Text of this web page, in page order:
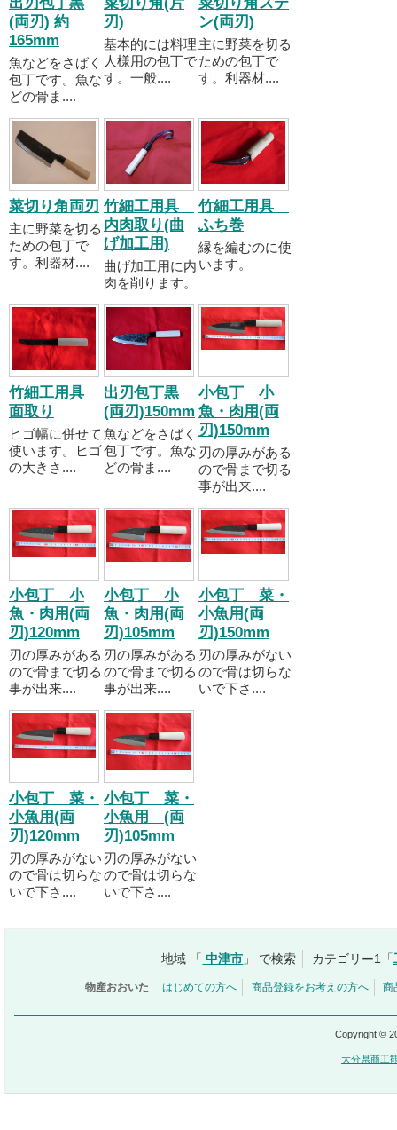
(両刃) 約
165mm
魚などをさばく
包丁です。魚な
どの骨ま....
刃)
基本的には料理
人様用の包丁で
す。一般....
ン(両刃)
主に野菜を切る
ための包丁で
す。利器材....
菜切り角両刃
主に野菜を切る
ための包丁で
す。利器材....
竹細工用具
内肉取り(曲
げ加工用)
曲げ加工用に内
肉を削ります。
竹細工用具
ふち巻
縁を編むのに使
います。
竹細工用具
面取り
ヒゴ幅に併せて
使います。ヒゴ
の大きさ....
出刃包丁黒
(両刃)150mm
魚などをさばく
包丁です。魚な
どの骨ま....
小包丁 小
魚・肉用(両
刃)150mm
刃の厚みがある
ので骨まで切る
事が出来....
小包丁 小
魚・肉用(両
刃)120mm
刃の厚みがある
ので骨まで切る
事が出来....
小包丁 小
魚・肉用(両
刃)105mm
刃の厚みがある
ので骨まで切る
事が出来....
小包丁 菜・
小魚用(両
刃)150mm
刃の厚みがない
ので骨は切らな
いで下さ....
小包丁 菜・
小魚用(両
刃)120mm
刃の厚みがない
ので骨は切らな
いで下さ....
小包丁 菜・
小魚用 (両
刃)105mm
刃の厚みがない
ので骨は切らな
いで下さ....
地域 「 中津市 」 で検索 カテゴリー1「
物産おおいた はじめての方へ 商品登録をお考えの方へ 商
Copyright ©
大分県商工